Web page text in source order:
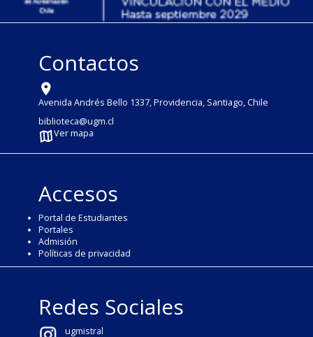
Contactos
Avenida Andrés Bello 1337, Providencia, Santiago, Chile
biblioteca@ugm.cl
Ver mapa
Accesos
Portal de Estudiantes
Portales
Admisión
Políticas de privacidad
Redes Sociales
ugmistral